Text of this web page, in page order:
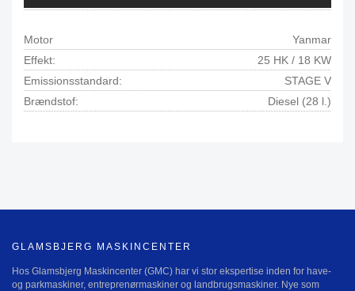
Motor
Yanmar
Effekt:
25 HK / 18 KW
Emissionsstandard:
STAGE V
Brændstof:
Diesel (28 l.)
GLAMSBJERG MASKINCENTER
Hos Glamsbjerg Maskincenter (GMC) har vi stor ekspertise inden for have-
og parkmaskiner, entreprenørmaskiner og landbrugsmaskiner. Nye som